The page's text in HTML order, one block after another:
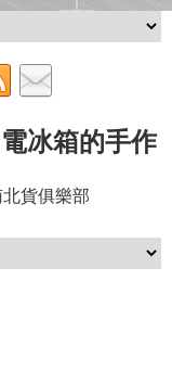
冰箱的手作
貨俱樂部